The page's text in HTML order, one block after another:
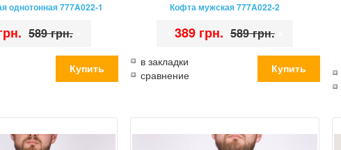
однотонная 777A022-1
589 грн.
Кофта мужская 777A022-2
389 грн. 589 грн.
в закладки
сравнение